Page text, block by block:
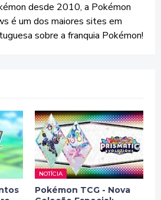
desde 2010, a Pokémon
é um dos maiores sites em
sobre a franquia Pokémon!
NOTÍCIA
Pokémon TCG - Nova